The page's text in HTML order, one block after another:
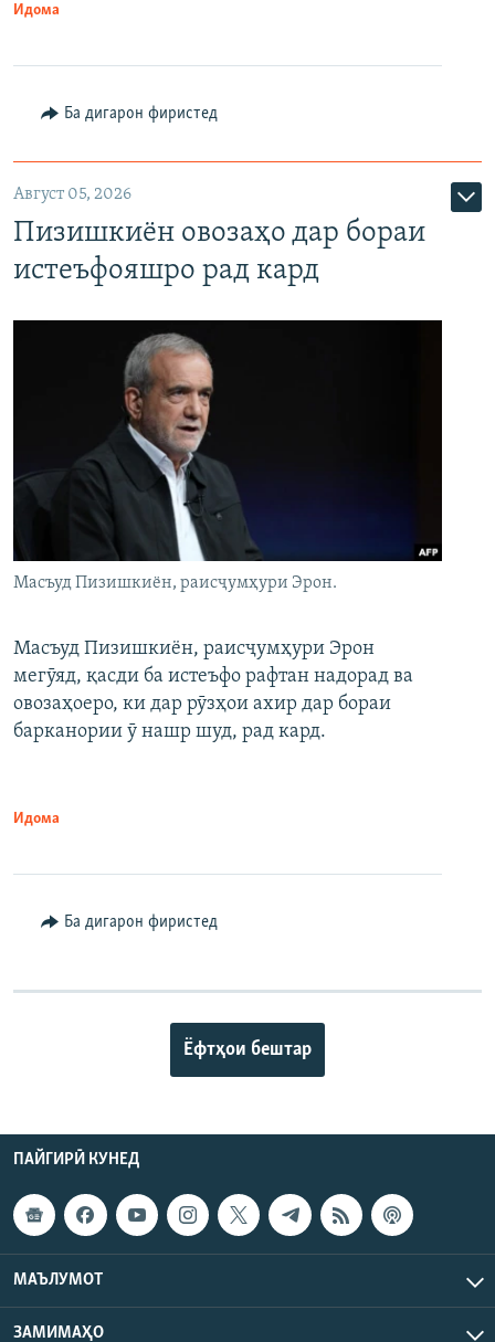
Идома
Ба дигарон фиристед
Август 05, 2026
Пизишкиён овозаҳо дар бораи
истеъфояшро рад кард
Масъуд Пизишкиён, раисҷумҳури Эрон.
Масъуд Пизишкиён, раисҷумҳури Эрон
мегӯяд, қасди ба истеъфо рафтан надорад ва
овозаҳоеро, ки дар рӯзҳои ахир дар бораи
барканории ӯ нашр шуд, рад кард.
Идома
Ба дигарон фиристед
Ёфтҳои бештар
ПАЙГИРӢ КУНЕД
МАЪЛУМОТ
ЗАМИМАҲО